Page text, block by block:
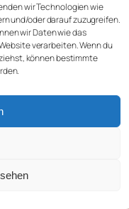
wir Technologien wie
und/oder darauf zuzugreifen.
wir Daten wie das
verarbeiten. Wenn du
können bestimmte